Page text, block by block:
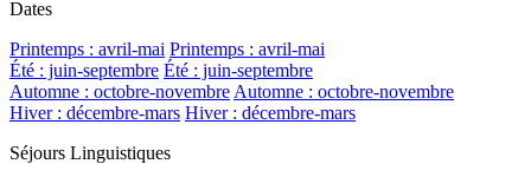
Dates
Printemps : avril-mai Printemps : avril-mai
Été : juin-septembre Été : juin-septembre
Automne : octobre-novembre Automne : octobre-novembre
Hiver : décembre-mars Hiver : décembre-mars
Séjours Linguistiques